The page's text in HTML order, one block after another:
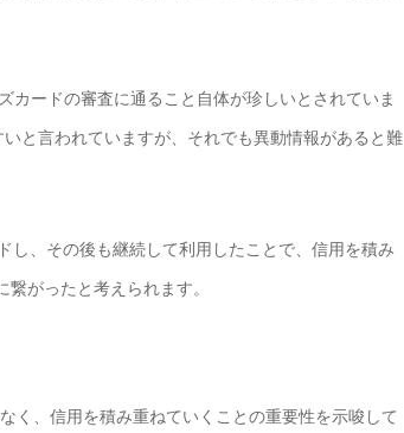
カードの審査に通ること自体が珍しいとされていま
と言われていますが、それでも異動情報があると難
し、その後も継続して利用したことで、信用を積み
がったと考えられます。
く、信用を積み重ねていくことの重要性を示唆して